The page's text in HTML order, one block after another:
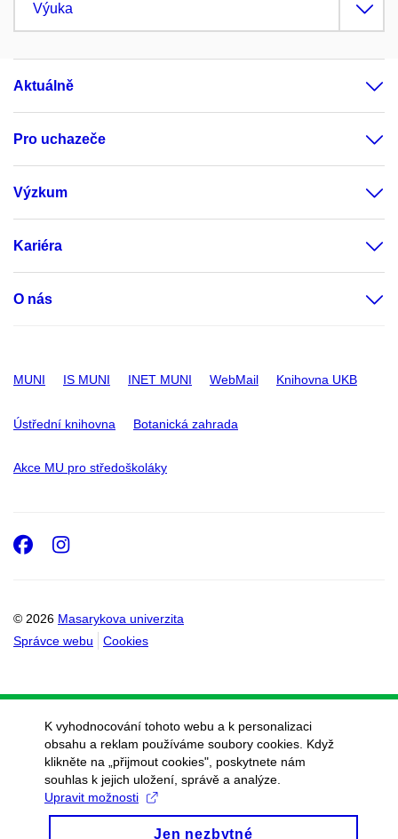
Výuka
Aktuálně
Pro uchazeče
Výzkum
Kariéra
O nás
MUNI IS MUNI INET MUNI WebMail Knihovna UKB
Ústřední knihovna Botanická zahrada
Akce MU pro středoškoláky
© 2026 Masarykova univerzita
Správce webu
Cookies
Facebook
Instagram
K vyhodnocování tohoto webu a k personalizaci
obsahu a reklam používáme soubory cookies. Když
klikněte na „přijmout cookies", poskytnete nám
souhlas k jejich uložení, správě a analýze.
Upravit možnosti
Jen nezbytné